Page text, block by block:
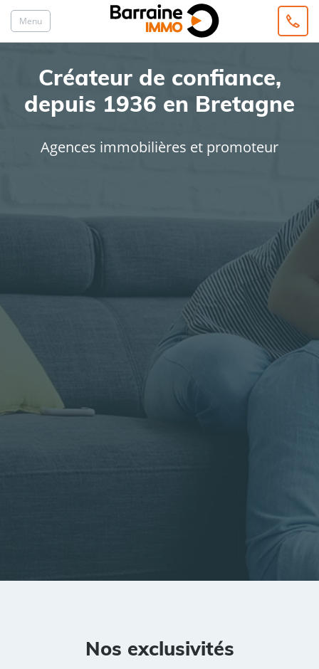
Menu
Créateur de confiance,
depuis 1936 en Bretagne
Agences immobilières et promoteur
Rayon
Nos exclusivités